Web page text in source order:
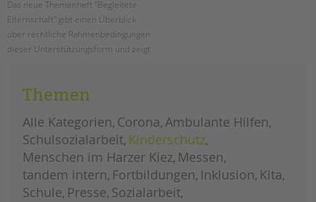
Das neue Themenheft "Begleitete
Elternschaft" gibt einen Überblick
über rechtliche Rahmenbedingungen
dieser Unterstützungsform und zeigt
funktionieren kann.
weiterlesenthemenheft:
begleitete
elternschaft
–
kombinierte
hilfen
als
balanceakt
Themen
Alle Kategorien Corona Ambulante Hilfen
Schulsozialarbeit Kinderschutz
Menschen im Harzer Kiez Messen
tandem intern Fortbildungen Inklusion Kita
Schule Presse Sozialarbeit